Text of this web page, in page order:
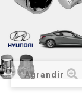
Agrandir